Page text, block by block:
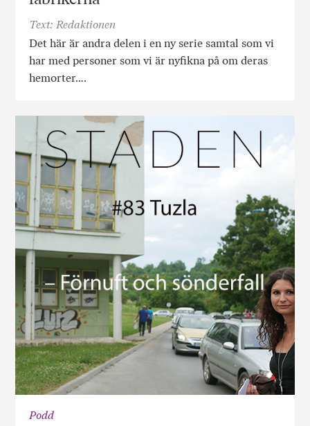
Text: Redaktionen
Det här är andra delen i en ny serie samtal som vi
har med personer som vi är nyfikna på om deras
hemorter….
Podd